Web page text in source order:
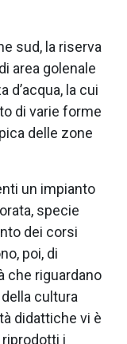
sud, la riserva
area golenale
d’acqua, la cui
di varie forme
delle zone
un impianto
specie
dei corsi
poi, di
che riguardano
cultura
didattiche vi è
i